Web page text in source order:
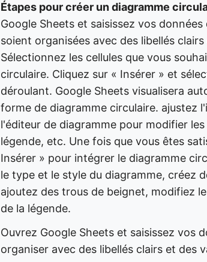
Étapes pour créer un diagramme
Google Sheets et saisissez vos
soient organisées avec des libellés
Sélectionnez les cellules que vous
circulaire. Cliquez sur « Insérer » et
déroulant. Google Sheets visualisera
forme de diagramme circulaire. ajustez
l'éditeur de diagramme pour modifier
légende, etc. Une fois que vous êtes
Insérer » pour intégrer le diagramme
le type et le style du diagramme, créez
ajoutez des trous de beignet, modifiez
de la légende.
Ouvrez Google Sheets et saisissez vos
organiser avec des libellés clairs et des